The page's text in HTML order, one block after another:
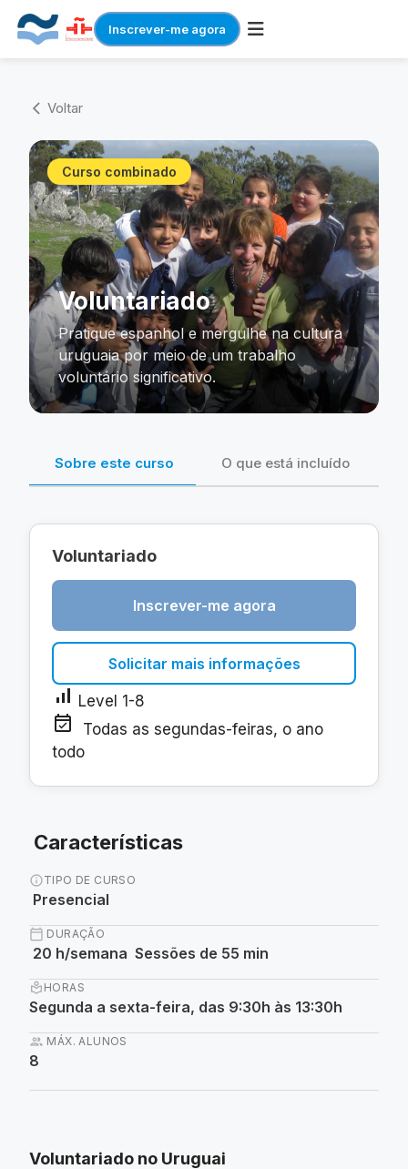
Inscrever-me agora
content
arrow_back_ios Voltar
Curso combinado
Voluntariado
Pratique espanhol e mergulhe na cultura
uruguaia por meio de um trabalho
voluntário significativo.
Sobre este curso O que está incluído
Características
infoTIPO DE CURSO
Presencial
calendar_today DURAÇÃO
20 h/semana Sessões de 55 min
local_library HORAS
Segunda a sexta-feira, das 9:30h às 13:30h
group MÁX. ALUNOS
8
Voluntariado no Uruguai
Voluntariado
Inscrever-me agora
Solicitar mais informações
signal_cellular_alt Level 1-8
event_available
Todas as segundas-feiras, o ano
todo